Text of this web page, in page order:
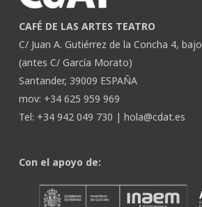
CAFÉ DE LAS ARTES TEATRO
C/ Juan A. Gutiérrez de la Concha 4, bajo
(antes C/ García Morato)
Santander, 39009 ESPAÑA
mov: +34 625 959 969
Tel: +34 942 049 730 | hola@cdat.es
Con el apoyo de: